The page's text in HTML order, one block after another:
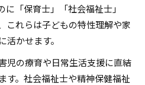
「保育士」「社会福祉士」
これらは子どもの特性理解や家
かせます。
児の療育や日常生活支援に直結
す。社会福祉士や精神保健福祉